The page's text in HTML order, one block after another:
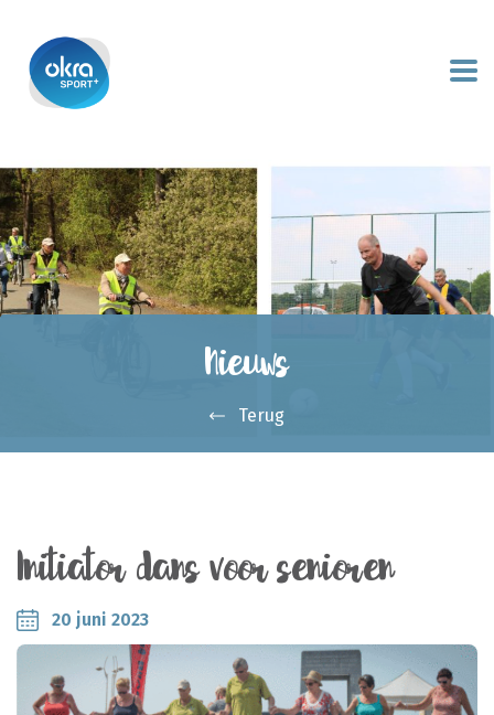
Nieuws
Terug
Initiator dans voor senioren
20 juni 2023